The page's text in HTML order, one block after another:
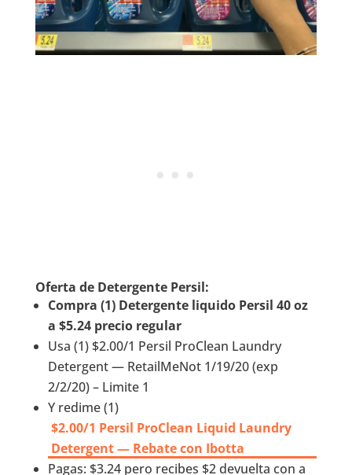
Oferta de Detergente Persil:
Compra (1) Detergente liquido Persil 40 oz
a $5.24 precio regular
Usa (1) $2.00/1 Persil ProClean Laundry
Detergent — RetailMeNot 1/19/20 (exp
2/2/20) – Limite 1
Y redime (1)
$2.00/1 Persil ProClean Liquid Laundry
Detergent — Rebate con Ibotta
Pagas: $3.24 pero recibes $2 devuelta con a